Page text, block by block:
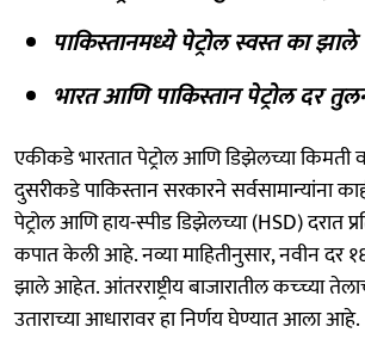
पाकिस्तानमध्ये पेट्रोल स्वस्त का झाले
भारत आणि पाकिस्तान पेट्रोल दर
एकीकडे भारतात पेट्रोल आणि डिझेलच्या किमती
दुसरीकडे पाकिस्तान सरकारने सर्वसामान्यांना
पेट्रोल आणि हाय-स्पीड डिझेलच्या (HSD) दरात
कपात केली आहे. नव्या माहितीनुसार, नवीन दर
झाले आहेत. आंतरराष्ट्रीय बाजारातील कच्च्या
उताराच्या आधारावर हा निर्णय घेण्यात आला आहे.